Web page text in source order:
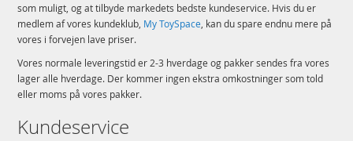
som muligt, og at tilbyde markedets bedste kundeservice. Hvis du er
medlem af vores kundeklub, My ToySpace, kan du spare endnu mere på
vores i forvejen lave priser.
Vores normale leveringstid er 2-3 hverdage og pakker sendes fra vores
lager alle hverdage. Der kommer ingen ekstra omkostninger som told
eller moms på vores pakker.
Kundeservice